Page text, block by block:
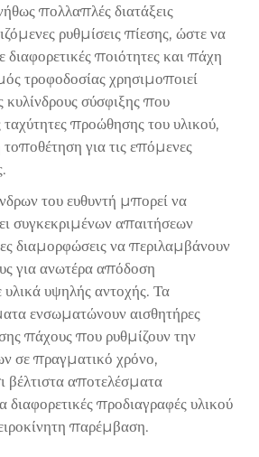
πολλαπλές διατάξεις
ρυθμίσεις πίεσης, ώστε να
διαφορετικές ποιότητες και πάχη
τροφοδοσίας χρησιμοποιεί
κυλίνδρους σύσφιξης που
ταχύτητες προώθησης του υλικού,
για τις επόμενες
του ευθυντή μπορεί να
συγκεκριμένων απαιτήσεων
διαμορφώσεις να περιλαμβάνουν
για ανωτέρα απόδοση
υψηλής αντοχής. Τα
ενσωματώνουν αισθητήρες
πάχους που ρυθμίζουν την
σε πραγματικό χρόνο,
βέλτιστα αποτελέσματα
διαφορετικές προδιαγραφές υλικού
παρέμβαση.